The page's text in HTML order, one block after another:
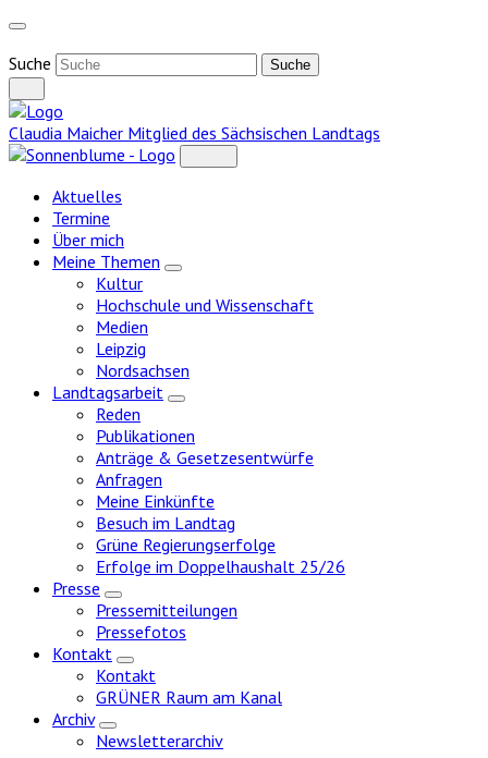
Weiter
Inhalt
Suche
Claudia Maicher Mitglied des Sächsischen Landtags
Aktuelles
Termine
Über mich
Meine Themen
Zeige
Kultur
Hochschule und Wissenschaft
Medien
Leipzig
Nordsachsen
Landtagsarbeit
Zeige
Reden
Publikationen
Anträge & Gesetzesentwürfe
Anfragen
Meine Einkünfte
Besuch im Landtag
Grüne Regierungserfolge
Erfolge im Doppelhaushalt 25/26
Presse
Zeige
Untermenü
Pressemitteilungen
Pressefotos
Kontakt
Zeige
Untermenü
Kontakt
GRÜNER Raum am Kanal
Archiv
Zeige
Untermenü
Newsletterarchiv